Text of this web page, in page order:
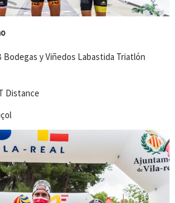
Bodegas y Viñedos Labastida Triatlón
Distance